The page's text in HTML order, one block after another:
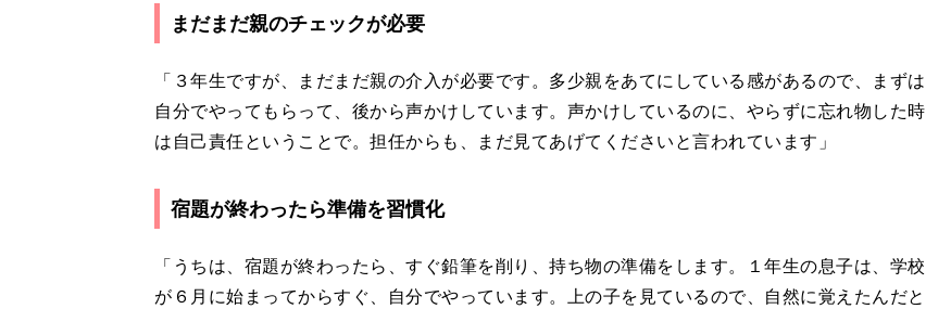
まだまだ親のチェックが必要
「３年生ですが、まだまだ親の介入が必要です。多少親をあてにしている感があるので、まずは
自分でやってもらって、後から声かけしています。声かけしているのに、やらずに忘れ物した時
は自己責任ということで。担任からも、まだ見てあげてくださいと言われています」
宿題が終わったら準備を習慣化
「うちは、宿題が終わったら、すぐ鉛筆を削り、持ち物の準備をします。１年生の息子は、学校
が６月に始まってからすぐ、自分でやっています。上の子を見ているので、自然に覚えたんだと